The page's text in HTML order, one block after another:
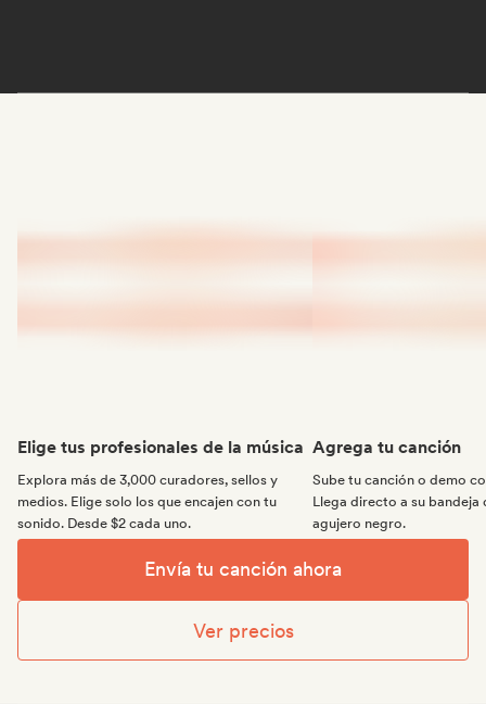
Elige tus profesionales de la música
Explora más de 3,000 curadores, sellos y
medios. Elige solo los que encajen con tu
sonido. Desde $2 cada uno.
Agrega tu canción
Sube tu canción o demo
Llega directo a su bandeja
agujero negro.
Envía tu canción ahora
Ver precios